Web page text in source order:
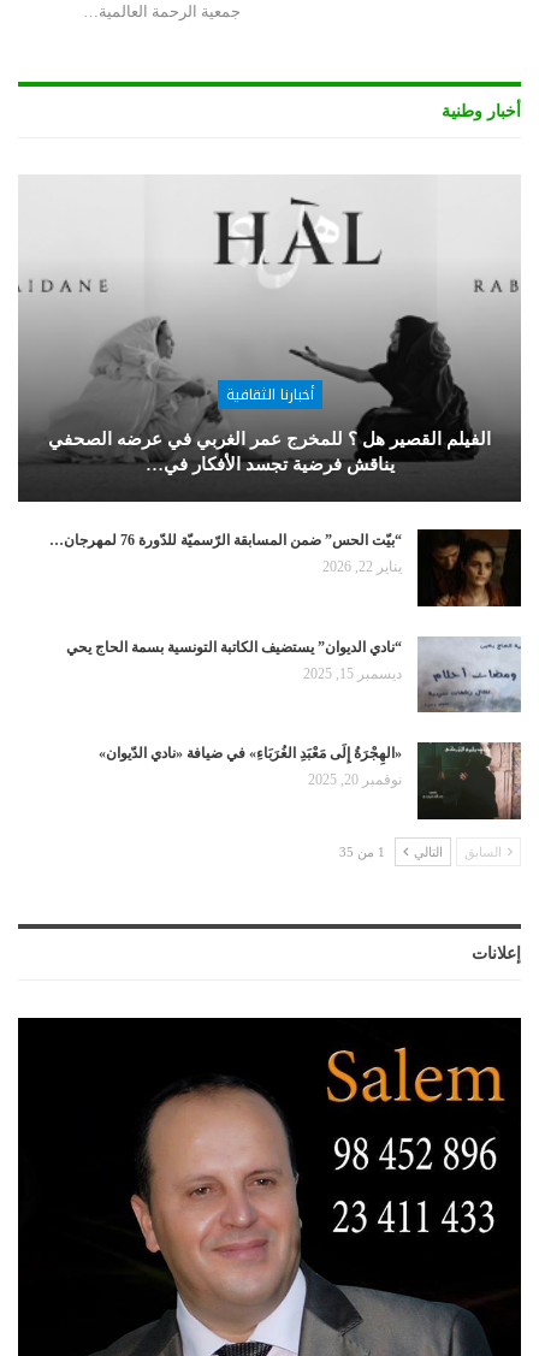
جمعية الرحمة العالمية…
أخبار وطنية
أخبارنا الثقافية
الفيلم القصير هل ؟ للمخرج عمر الغربي في عرضه الصحفي
يناقش فرضية تجسد الأفكار في…
“بيّت الحس” ضمن المسابقة الرّسميّة للدّورة 76 لمهرجان…
يناير 22, 2026
“نادي الديوان” يستضيف الكاتبة التونسية بسمة الحاج يحي
ديسمبر 15, 2025
«الهِجْرَةُ إِلَى مَعْبَدِ الغُرَبَاءِ» في ضيافة «نادي الدّيوان»
نوفمبر 20, 2025
السابق التالي 1 من 35
إعلانات